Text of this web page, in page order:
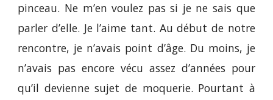
pinceau. Ne m’en voulez pas si je ne sais que
parler d’elle. Je l’aime tant. Au début de notre
rencontre, je n’avais point d’âge. Du moins, je
n’avais pas encore vécu assez d’années pour
qu’il devienne sujet de moquerie. Pourtant à